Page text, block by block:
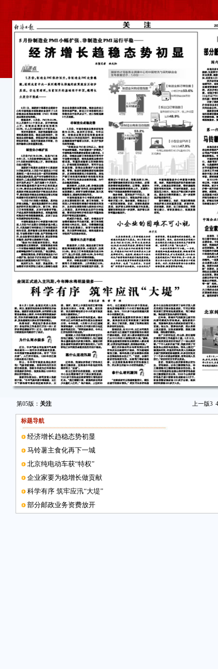
第05版： 关注 上一版3 4
标题导航
经济增长趋稳态势初显
马铃薯主食化再下一城
北京纯电动车获“特权”
企业家要为稳增长做贡献
科学有序 筑牢应汛“大堤”
部分邮政业务资费放开